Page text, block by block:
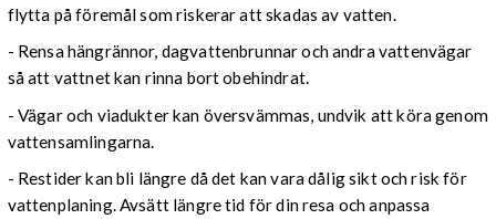
flytta på föremål som riskerar att skadas av vatten.
- Rensa hängrännor, dagvattenbrunnar och andra vattenvägar
så att vattnet kan rinna bort obehindrat.
- Vägar och viadukter kan översvämmas, undvik att köra genom
vattensamlingarna.
- Restider kan bli längre då det kan vara dålig sikt och risk för
vattenplaning. Avsätt längre tid för din resa och anpassa